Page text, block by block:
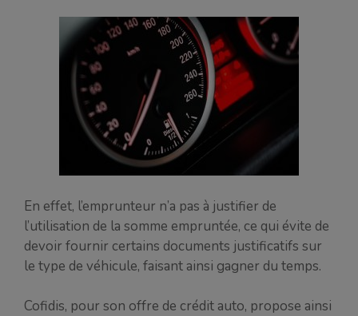
En effet, l’emprunteur n’a pas à justifier de
l’utilisation de la somme empruntée, ce qui évite de
devoir fournir certains documents justificatifs sur
le type de véhicule, faisant ainsi gagner du temps.
Cofidis, pour son offre de crédit auto, propose ainsi